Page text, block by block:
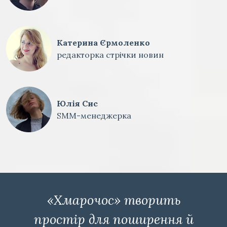
Катерина Єрмоленко
редакторка стрічки новин
Юлія Сис
SMM-менеджерка
«Хмарочос» творить
простір для поширення й